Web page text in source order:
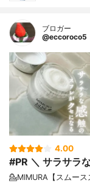
ブロガー
@eccoroco5
4.00
#PR ＼ サラサラ
💁MIMURA【スムー